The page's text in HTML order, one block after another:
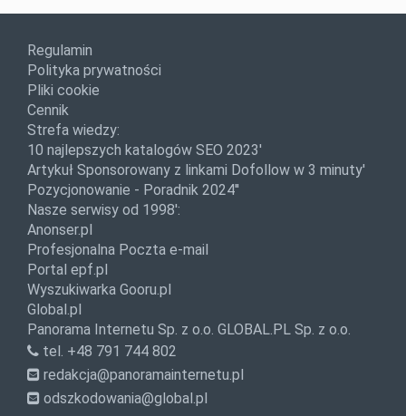
Regulamin
Polityka prywatności
Pliki cookie
Cennik
Strefa wiedzy:
10 najlepszych katalogów SEO 2023'
Artykuł Sponsorowany z linkami Dofollow w 3 minuty'
Pozycjonowanie - Poradnik 2024''
Nasze serwisy od 1998':
Anonser.pl
Profesjonalna Poczta e-mail
Portal epf.pl
Wyszukiwarka Gooru.pl
Global.pl
Panorama Internetu Sp. z o.o. GLOBAL.PL Sp. z o.o.
tel. +48 791 744 802
redakcja@panoramainternetu.pl
odszkodowania@global.pl